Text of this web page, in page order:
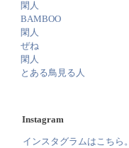
閑人
BAMBOO
閑人
ぜね
閑人
とある鳥見る人
Instagram
インスタグラムはこちら。